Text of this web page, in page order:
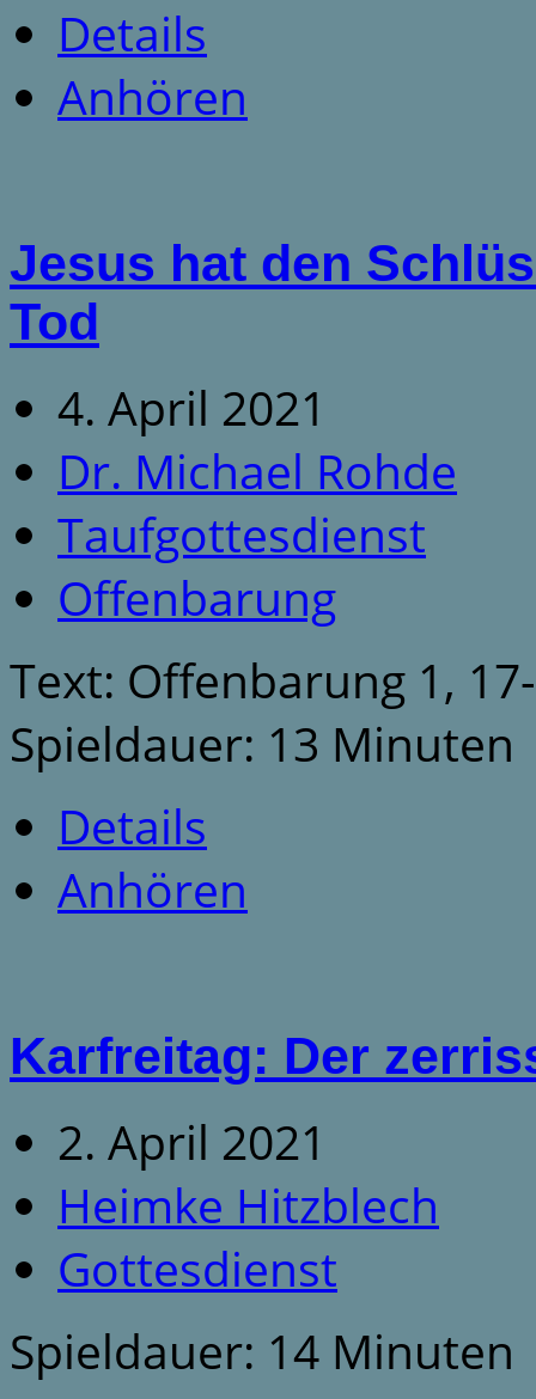
Details
Anhören
Jesus hat den
Tod
4. April 2021
Dr. Michael Rohde
Taufgottesdienst
Offenbarung
Text: Offenbarung 1,
Spieldauer: 13 Minuten
Details
Anhören
Karfreitag: Der
2. April 2021
Heimke Hitzblech
Gottesdienst
Spieldauer: 14 Minuten